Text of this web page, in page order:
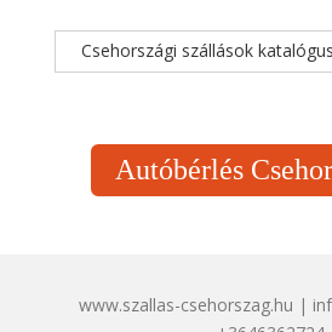
Csehországi szállások
Autóbérlés
www.szallas-csehorszag.hu |